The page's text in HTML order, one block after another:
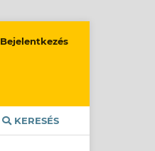
KERESÉS
Bejelentkezés